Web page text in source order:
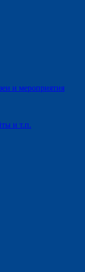
и мероприятия
и т.п.